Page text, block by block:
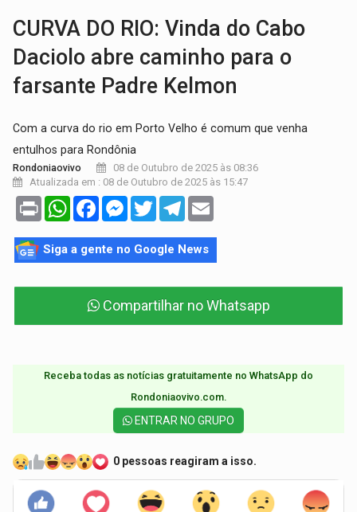
CURVA DO RIO: Vinda do Cabo
Daciolo abre caminho para o
farsante Padre Kelmon
Com a curva do rio em Porto Velho é comum que venha
entulhos para Rondônia
Rondoniaovivo
08 de Outubro de 2025 às 08:36
Atualizada em : 08 de Outubro de 2025 às 15:47
Print WhatsAppFacebookMessenger
TwitterTelegram
Siga a gente no Google News
Compartilhar no Whatsapp
Receba todas as notícias gratuitamente no WhatsApp do
Rondoniaovivo.com.​
ENTRAR NO GRUPO
0 pessoas reagiram a isso.